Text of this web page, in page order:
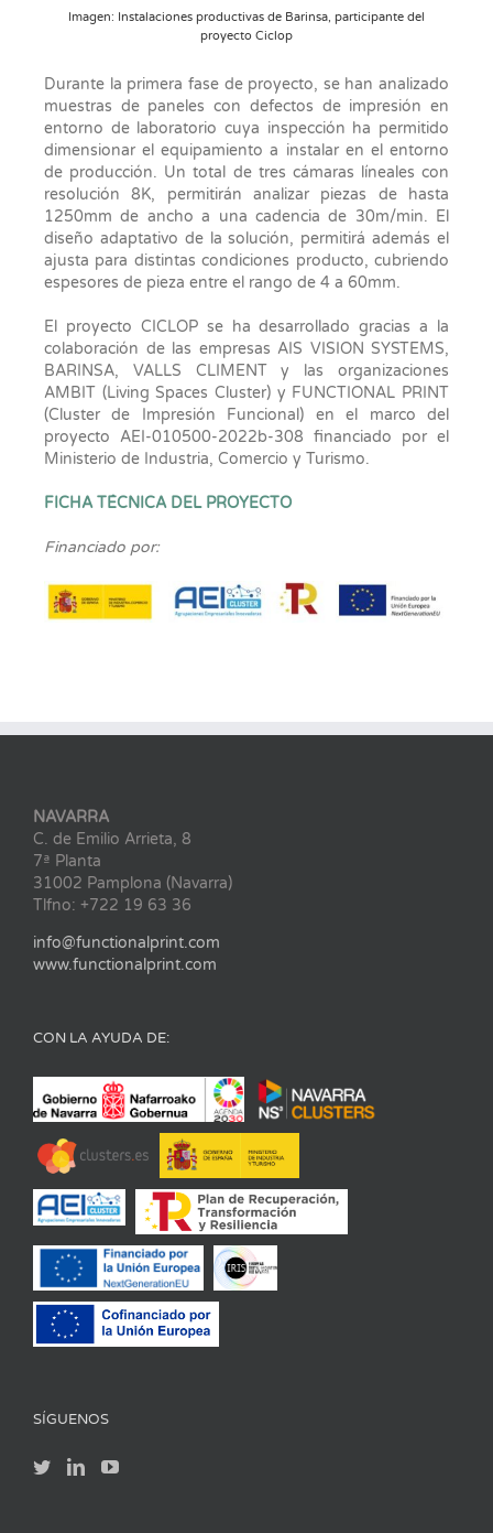
Imagen: Instalaciones productivas de Barinsa, participante del
proyecto Ciclop
Durante la primera fase de proyecto, se han analizado
muestras de paneles con defectos de impresión en
entorno de laboratorio cuya inspección ha permitido
dimensionar el equipamiento a instalar en el entorno
de producción. Un total de tres cámaras líneales con
resolución 8K, permitirán analizar piezas de hasta
1250mm de ancho a una cadencia de 30m/min. El
diseño adaptativo de la solución, permitirá además el
ajusta para distintas condiciones producto, cubriendo
espesores de pieza entre el rango de 4 a 60mm.
El proyecto CICLOP se ha desarrollado gracias a la
colaboración de las empresas AIS VISION SYSTEMS,
BARINSA, VALLS CLIMENT y las organizaciones
AMBIT (Living Spaces Cluster) y FUNCTIONAL PRINT
(Cluster de Impresión Funcional) en el marco del
proyecto AEI-010500-2022b-308 financiado por el
Ministerio de Industria, Comercio y Turismo.
FICHA TÉCNICA DEL PROYECTO
Financiado por:
NAVARRA
C. de Emilio Arrieta, 8
7ª Planta
31002 Pamplona (Navarra)
Tlfno: +722 19 63 36
info@functionalprint.com
www.functionalprint.com
CON LA AYUDA DE:
SÍGUENOS